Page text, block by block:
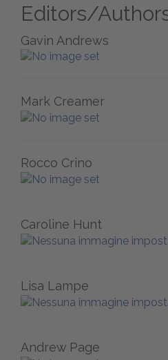
Editors/
Gavin Andrews
Mark Creamer
Rocco Crino
Caroline Hunt
Lisa Lampe
Andrew Page